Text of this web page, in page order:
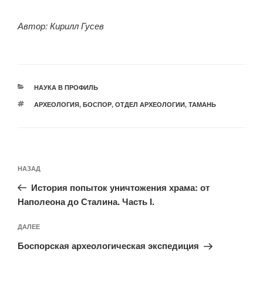
Автор: Кирилл Гусев
РУБРИКИ
НАУКА В ПРОФИЛЬ
МЕТКИ
АРХЕОЛОГИЯ, БОСПОР, ОТДЕЛ АРХЕОЛОГИИ, ТАМАНЬ
по
записям
Предыдущая
запись:
НАЗАД
История попыток уничтожения храма: от
Наполеона до Сталина. Часть I.
Следующая
запись
ДАЛЕЕ
Боспорская археологическая экспедиция